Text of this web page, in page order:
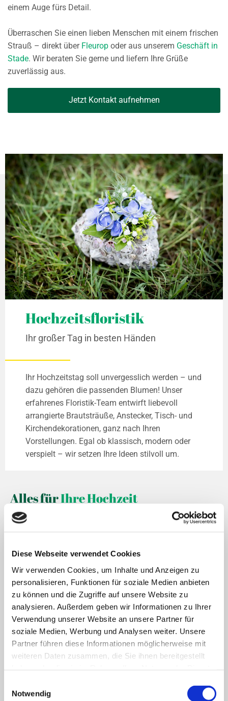
Diese Webseite verwendet Cookies
Wir verwenden Cookies, um Inhalte und Anzeigen zu
personalisieren, Funktionen für soziale Medien anbieten
zu können und die Zugriffe auf unsere Website zu
analysieren. Außerdem geben wir Informationen zu Ihrer
Verwendung unserer Website an unsere Partner für
soziale Medien, Werbung und Analysen weiter. Unsere
Partner führen diese Informationen möglicherweise mit
weiteren Daten zusammen, die Sie ihnen bereitgestellt
Notwendig
einem Auge fürs Detail.
Überraschen Sie einen lieben Menschen mit einem frischen
Strauß – direkt über Fleurop oder aus unserem Geschäft in
Stade. Wir beraten Sie gerne und liefern Ihre Grüße
zuverlässig aus.
Jetzt Kontakt aufnehmen
Hochzeitsfloristik
Ihr großer Tag in besten Händen
Ihr Hochzeitstag soll unvergesslich werden – und
dazu gehören die passenden Blumen! Unser
erfahrenes Floristik-Team entwirft liebevoll
arrangierte Brautsträuße, Anstecker, Tisch- und
Kirchendekorationen, ganz nach Ihren
Vorstellungen. Egal ob klassisch, modern oder
verspielt – wir setzen Ihre Ideen stilvoll um.
Alles fürIhre Hochzeit
Brautschmuck
Autoschmuck
Tischdekoration
Wurfstrauß
Anstecker